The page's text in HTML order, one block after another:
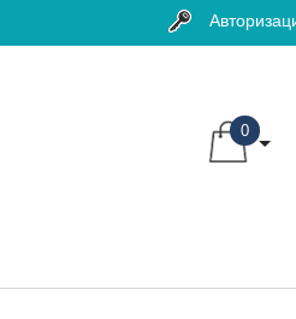
0